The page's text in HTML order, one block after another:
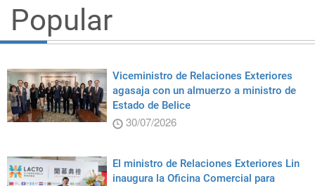
Popular
Viceministro de Relaciones Exteriores
agasaja con un almuerzo a ministro de
Estado de Belice
30/07/2026
El ministro de Relaciones Exteriores Lin
inaugura la Oficina Comercial para